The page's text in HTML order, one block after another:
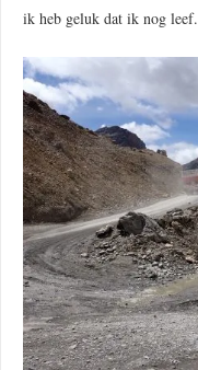
ik heb geluk dat ik nog leef.